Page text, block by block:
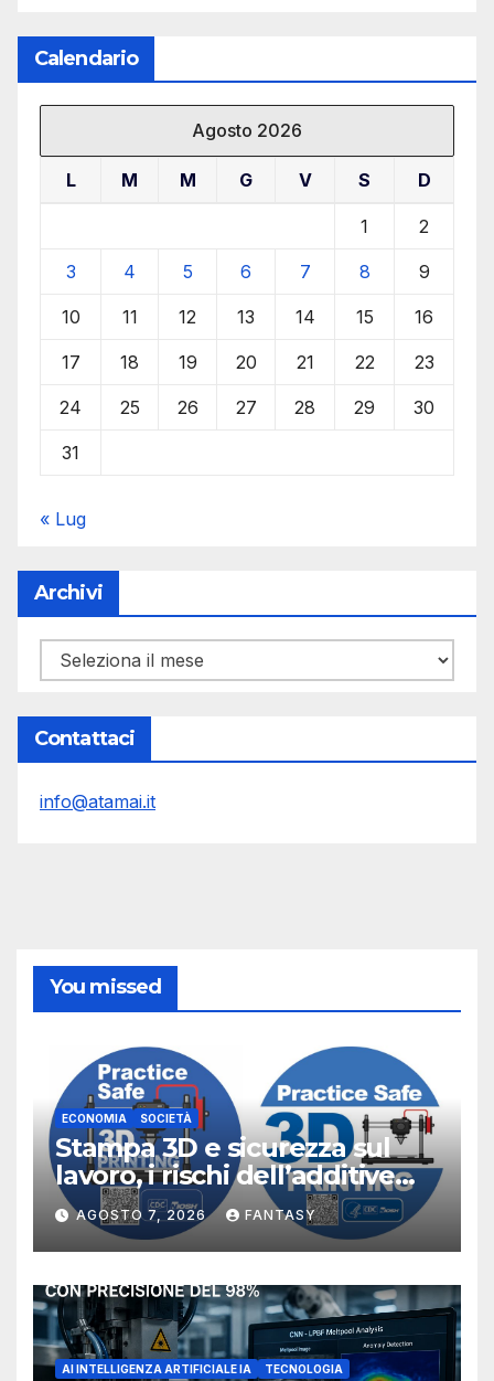
Calendario
Agosto 2026
L M M G V S D
1 2
3 4 5 6 7 8 9
10 11 12 13 14 15 16
17 18 19 20 21 22 23
24 25 26 27 28 29 30
31
« Lug
Archivi
Archivi
Contattaci
info@atamai.it
You missed
ECONOMIA SOCIETÀ
Stampa 3D e sicurezza sul
lavoro, i rischi dell’additive
manufacturing secondo
NIOSH
AGOSTO 7, 2026 FANTASY
AI INTELLIGENZA ARTIFICIALE IA TECNOLOGIA